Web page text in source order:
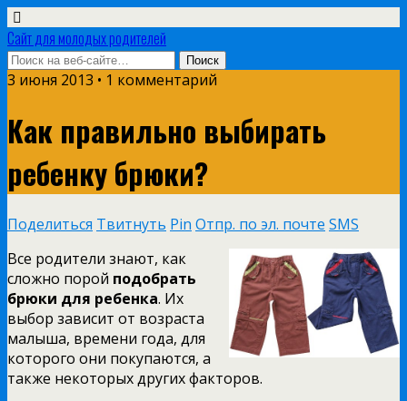
Сайт для молодых родителей
3 июня 2013 • 1 комментарий
Как правильно выбирать
ребенку брюки?
Поделиться Твитнуть Pin Отпр. по эл. почте SMS
Все родители знают, как
сложно порой подобрать
брюки для ребенка. Их
выбор зависит от возраста
малыша, времени года, для
которого они покупаются, а
также некоторых других факторов.